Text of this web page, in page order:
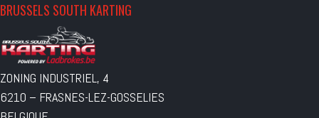
BRUSSELS SOUTH KARTING
ZONING INDUSTRIEL, 4
6210 – FRASNES-LEZ-GOSSELIES